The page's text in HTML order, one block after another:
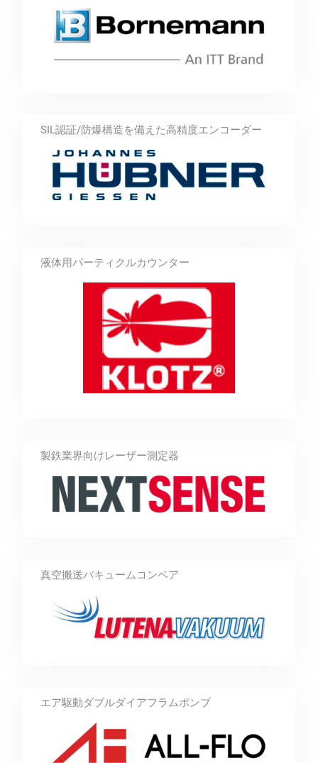
SIL認証/防爆構造を備えた高精度エンコーダー
液体用パーティクルカウンター
製鉄業界向けレーザー測定器
真空搬送バキュームコンベア
エア駆動ダブルダイアフラムポンプ